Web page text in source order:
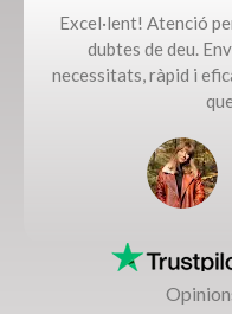
Excel·lent! Atenció
dubtes de deu.
necessitats, ràpid i